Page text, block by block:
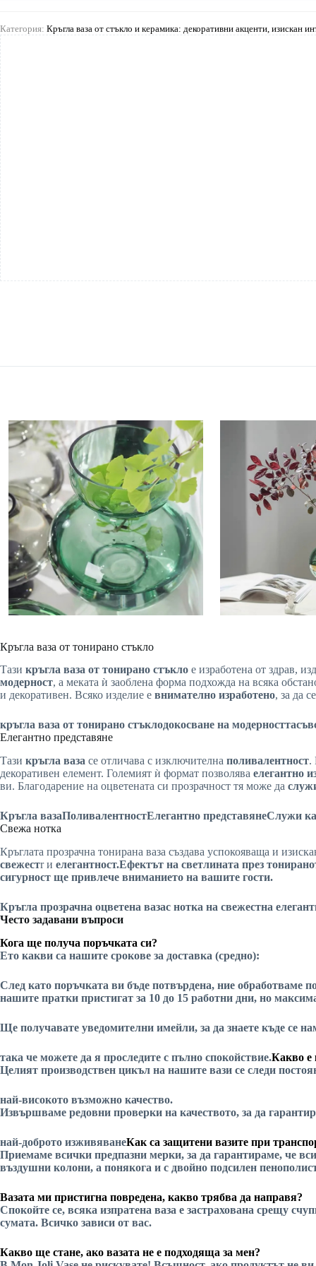
Категория: Кръгла ваза от стъкло и керамика: декоративни акценти, изискан
Кръгла ваза от тонирано стъкло
Тази кръгла ваза от тонирано стъкло е изработена от здрав,
модерност, а меката ѝ заоблена форма подхожда на всяка
и декоративен. Всяко изделие е внимателно изработено, за да
кръгла ваза от тонирано стъклодокосване на модерността
Елегантно представяне
Тази кръгла ваза се отличава с изключителна поливалентност.
декоративен елемент. Големият ѝ формат позволява елегантно
ви. Благодарение на оцветената си прозрачност тя може да
Кръгла вазаПоливалентностЕлегантно представянеСлужи
Свежа нотка
Кръглата прозрачна тонирана ваза създава успокояваща и
свежестr и елегантност.Ефектът на светлината през
сигурност ще привлече вниманието на вашите гости.
Кръгла прозрачна оцветена вазас нотка на свежестна
Често задавани въпроси
Кога ще получа поръчката си?
Ето какви са нашите срокове за доставка (средно):
След като поръчката ви бъде потвърдена, ние обработваме
нашите пратки пристигат за 10 до 15 работни дни, но
Ще получавате уведомителни имейли, за да знаете къде се
така че можете да я проследите с пълно спокойствие.Какво е
Целият производствен цикъл на нашите вази се следи
най-високото възможно качество.
Извършваме редовни проверки на качеството, за да
най-доброто изживяванеКак са защитени вазите при
Приемаме всички предпазни мерки, за да гарантираме, че
въздушни колони, а понякога и с двойно подсилен
Вазата ми пристигна повредена, какво трябва да направя?
Спокойте се, всяка изпратена ваза е застрахована срещу
сумата. Всичко зависи от вас.
Какво ще стане, ако вазата не е подходяща за мен?